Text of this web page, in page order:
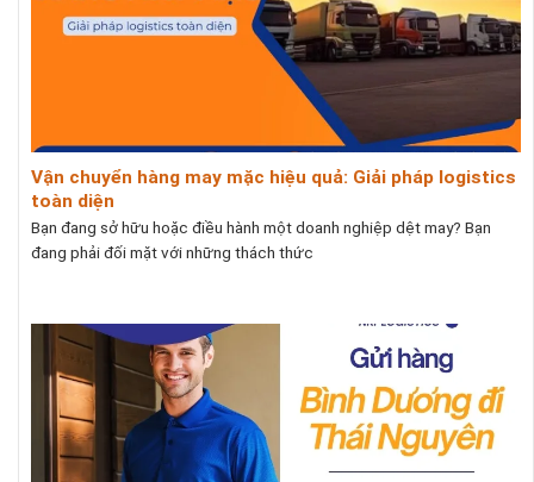
Vận chuyển hàng may mặc hiệu quả: Giải pháp logistics
toàn diện
Bạn đang sở hữu hoặc điều hành một doanh nghiệp dệt may? Bạn
đang phải đối mặt với những thách thức